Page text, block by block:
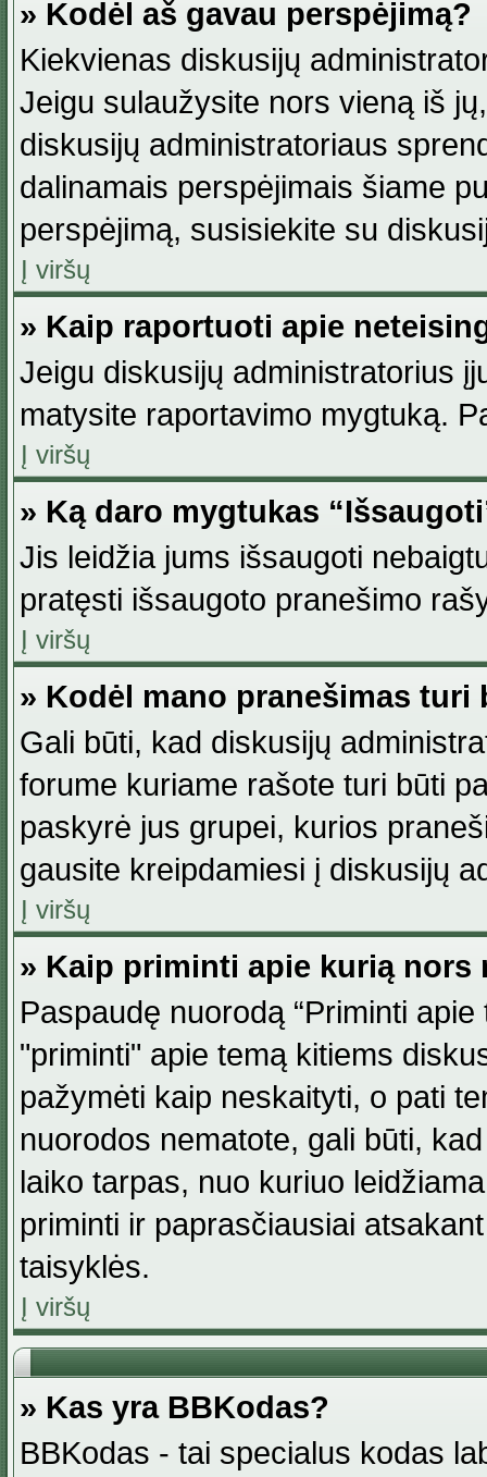
» Kodėl aš gavau perspėjimą?
Kiekvienas diskusijų
Jeigu sulaužysite nors vieną iš
diskusijų administratoriaus
dalinamais perspėjimais šiame
perspėjimą, susisiekite su
Į viršų
» Kaip raportuoti apie
Jeigu diskusijų administratorius
matysite raportavimo mygtuką.
Į viršų
» Ką daro mygtukas
Jis leidžia jums išsaugoti
pratęsti išsaugoto pranešimo
Į viršų
» Kodėl mano pranešimas
Gali būti, kad diskusijų
forume kuriame rašote turi būti
paskyrė jus grupei, kurios
gausite kreipdamiesi į diskusijų
Į viršų
» Kaip priminti apie kurią nors
Paspaudę nuorodą “Priminti
"priminti" apie temą kitiems
pažymėti kaip neskaityti, o pati
nuorodos nematote, gali būti,
laiko tarpas, nuo kuriuo
priminti ir paprasčiausiai
taisyklės.
Į viršų
» Kas yra BBKodas?
BBKodas - tai specialus kodas